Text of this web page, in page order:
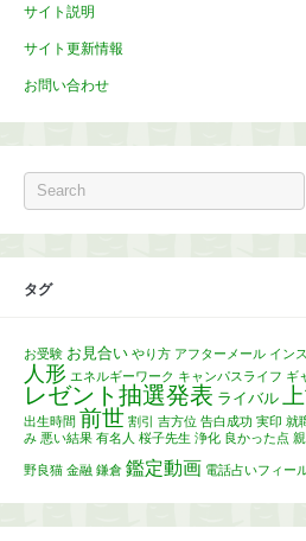
サイト説明
サイト更新情報
お問い合わせ
タグ
お受験 お見合い やり方 アフターメール イン
人形 エネルギーワーク キャンパスライフ ギ
レゼント抽選発表 ライバル
出生時間 前世 割引 吉方位 告白成功 実印 就
み 悪い結果 有名人 桜子先生 浄化 良かった点
野良猫 金融 鎌倉 鑑定動画 電話占いフィー